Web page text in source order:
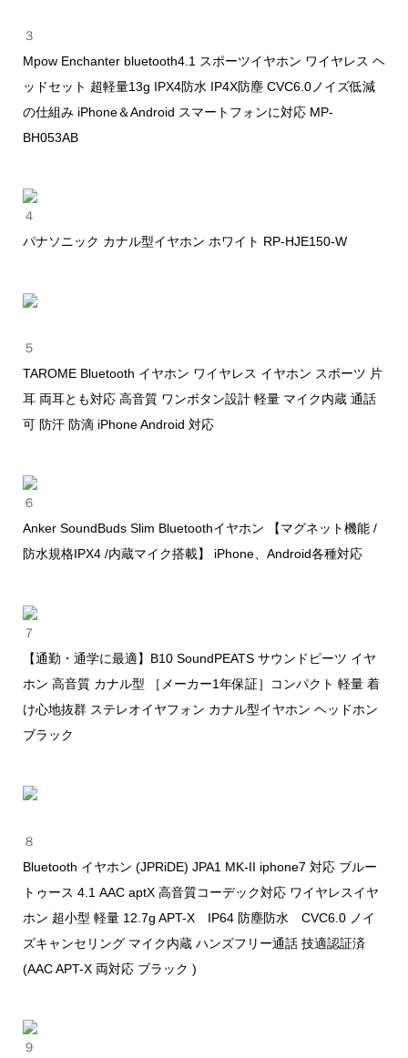
３
Mpow Enchanter bluetooth4.1 スポーツイヤホン ワイヤレス ヘ
ッドセット 超軽量13g IPX4防水 IP4X防塵 CVC6.0ノイズ低減
の仕組み iPhone＆Android スマートフォンに対応 MP-
BH053AB
４
パナソニック カナル型イヤホン ホワイト RP-HJE150-W
５
TAROME Bluetooth イヤホン ワイヤレス イヤホン スポーツ 片
耳 両耳とも対応 高音質 ワンボタン設計 軽量 マイク内蔵 通話
可 防汗 防滴 iPhone Android 対応
６
Anker SoundBuds Slim Bluetoothイヤホン 【マグネット機能 /
防水規格IPX4 /内蔵マイク搭載】 iPhone、Android各種対応
７
【通勤・通学に最適】B10 SoundPEATS サウンドピーツ イヤ
ホン 高音質 カナル型 ［メーカー1年保証］コンパクト 軽量 着
け心地抜群 ステレオイヤフォン カナル型イヤホン ヘッドホン
ブラック
８
Bluetooth イヤホン (JPRiDE) JPA1 MK-II iphone7 対応 ブルー
トゥース 4.1 AAC aptX 高音質コーデック対応 ワイヤレスイヤ
ホン 超小型 軽量 12.7g APT-X IP64 防塵防水 CVC6.0 ノイ
ズキャンセリング マイク内蔵 ハンズフリー通話 技適認証済
(AAC APT-X 両対応 ブラック )
９